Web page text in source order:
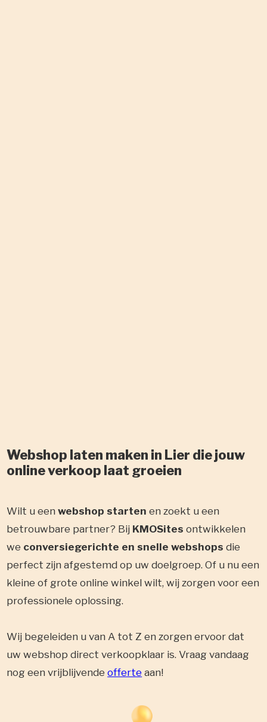
Webshop laten maken in Lier die jouw
online verkoop laat groeien
Wilt u eenwebshop startenen zoekt u een
betrouwbare partner? Bij KMOSitesontwikkelen
we conversiegerichte en snelle webshops die
perfect zijn afgestemd op uw doelgroep. Of u nu een
kleine of grote online winkel wilt, wij zorgen voor een
professionele oplossing.
Wij begeleiden u van A tot Z en zorgen ervoor dat
uw webshop direct verkoopklaar is. Vraag vandaag
nog een vrijblijvendeofferte aan!